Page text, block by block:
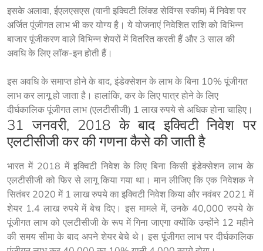
इसके अलावा, ईएलएसएस (यानी इक्विटी लिंक्ड सेविंग्स स्कीम) में निवेश पर
अर्जित पूंजीगत लाभ भी कर योग्य है। ये योजनाएं निवेशित राशि को विभिन्न
बाजार पूंजीकरण वाले विभिन्न शेयरों में वितरित करती हैं और 3 साल की
अवधि के लिए लॉक-इन होती हैं।
इस अवधि के समाप्त होने के बाद, इंडेक्सेशन के लाभ के बिना 10% पूंजीगत
लाभ कर लागू हो जाता है। हालांकि, कर के लिए पात्र होने के लिए
दीर्घकालिक पूंजीगत लाभ (एलटीसीजी) 1 लाख रुपये से अधिक होना चाहिए।
31 जनवरी, 2018 के बाद इक्विटी निवेश पर
एलटीसीजी कर की गणना कैसे की जाती है
भारत में 2018 में इक्विटी निवेश के लिए बिना किसी इंडेक्सेशन लाभ के
एलटीसीजी को फिर से लागू किया गया था। मान लीजिए कि एक निवेशक ने
सितंबर 2020 में 1 लाख रुपये का इक्विटी निवेश किया और नवंबर 2021 में
शेयर 1.4 लाख रुपये में बेच दिए। इस मामले में, उनके 40,000 रुपये के
पूंजीगत लाभ को एलटीसीजी के रूप में गिना जाएगा क्योंकि उन्होंने 12 महीने
की समय सीमा के बाद अपने शेयर बेचे थे। इस पूंजीगत लाभ पर दीर्घकालिक